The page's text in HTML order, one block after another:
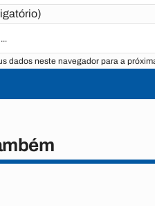
dados neste navegador para a